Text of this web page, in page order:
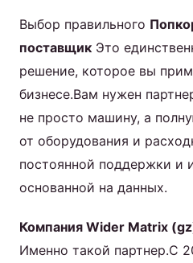
Выбор правильного
поставщик Это
решение, которое вы
бизнесе.Вам нужен
не просто машину, а
от оборудования и
постоянной поддержки и
основанной на данных.
Компания Wider Matrix
Именно такой партнер.С